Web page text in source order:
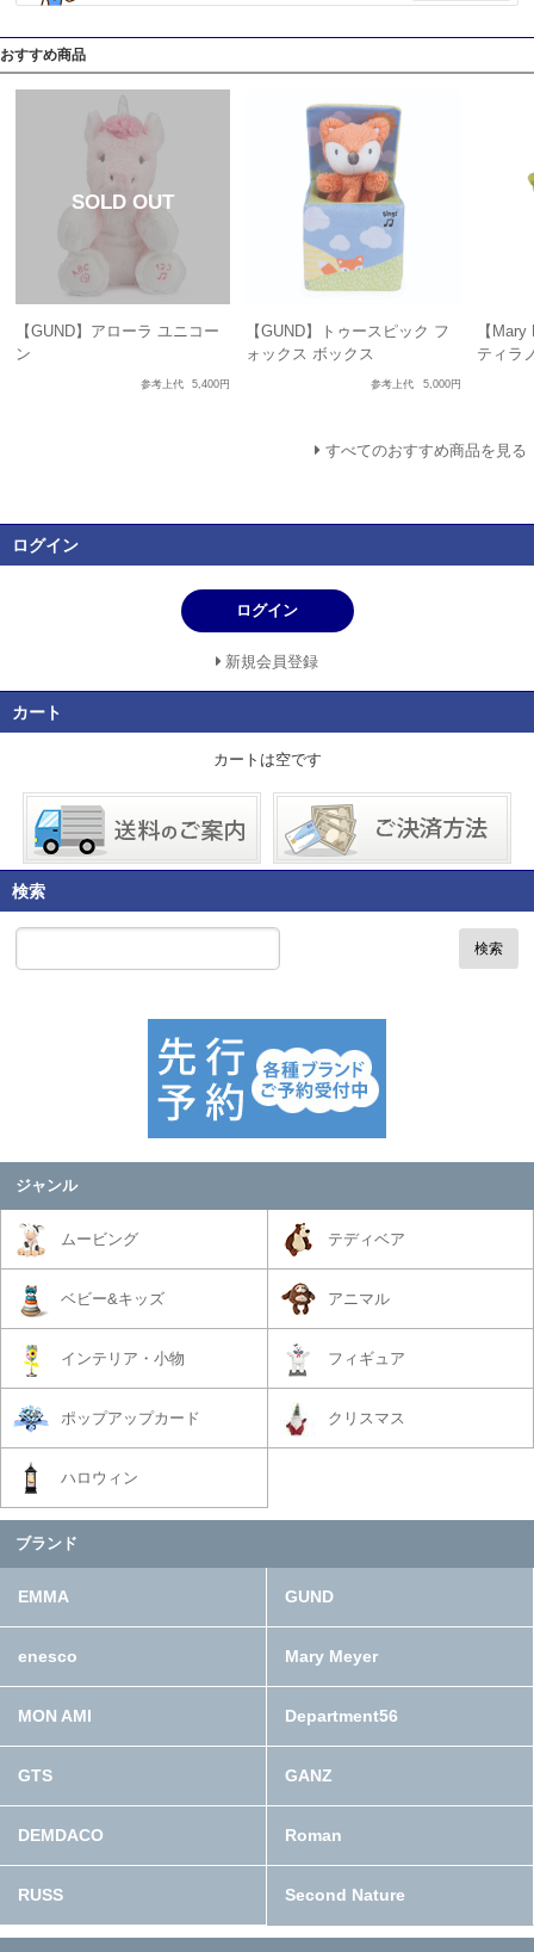
おすすめ商品
【GUND】アローラ ユニコー
ン
参考上代 5,400円
【GUND】トゥースピック フ
ォックス ボックス
参考上代 5,000円
【
ティラ
すべてのおすすめ商品を見る
ログイン
ログイン
新規会員登録
カート
カートは空です
検索
検索
ジャンル
ムービング テディベア
ベビー&キッズ アニマル
インテリア・小物 フィギュア
ポップアップカード クリスマス
ハロウィン
ブランド
EMMA GUND
enesco Mary Meyer
MON AMI Department56
GTS GANZ
DEMDACO Roman
RUSS Second Nature